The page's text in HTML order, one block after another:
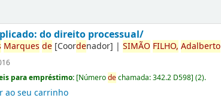
do direito processual/
Marques de [Coordenador] |SIMÃO FILHO, Adalberto
para empréstimo: [Númerodechamada:342.2 D598](2).
ao seu carrinho